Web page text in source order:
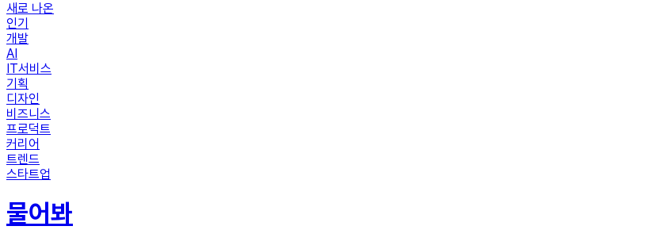
새로 나온
인기
개발
AI
IT서비스
기획
디자인
비즈니스
프로덕트
커리어
트렌드
스타트업
물어봐